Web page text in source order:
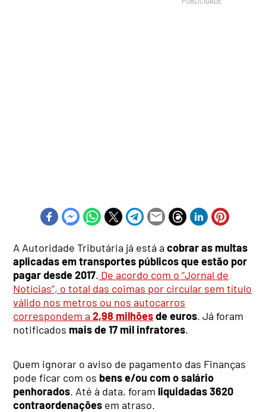
A Autoridade Tributária já está acobrar as multas
aplicadas em transportes públicos que estão por
pagar desde 2017. De acordo com o “Jornal de
Notícias”, o total das coimas por circular sem título
válido nos metros ou nos autocarros
correspondem a2,98 milhõesde euros. Já foram
notificados mais de 17 mil infratores.
Quem ignorar o aviso de pagamento das Finanças
pode ficar com os bens e/ou com o salário
penhorados. Até à data, foram liquidadas 3620
contraordenações em atraso.